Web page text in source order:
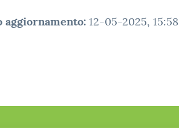
aggiornamento: 12-05-2025, 15:58